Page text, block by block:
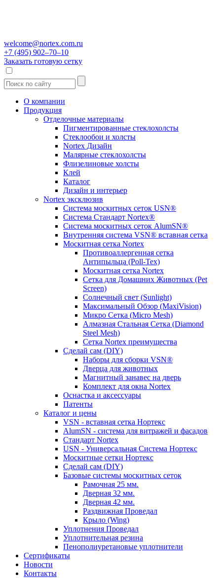
welcome@nortex.com.ru
+7 (495) 902–70–10
Заказать готовую сетку
О компании
Продукция
Отделочные материалы
Пигментированные стеклохолсты
Стеклообои и холсты
Nortex Дизайн
Малярные стеклохолсты
Флизелиновые холсты
Клей
Каталог
Дизайн и интерьер
Nortex эксклюзив
Система москитных сеток USN®
Система Стандарт Nortex®
Система москитных сеток AlumSN®
Внутренняя система VSN® вставная сетка
Москитная сетка Nortex
Противоаллергенная сетка
Антипыльца (Poll-Tex)
Москитная сетка Nortex
Сетка для Домашних Животных (Pet
Screen)
Солнечный свет (Sunlight)
Максимальный Обзор (MaxiVision)
Микро Сетка (Micro Mesh)
Алмазная Стальная Сетка (Diamond
Steel Mesh)
Сетка Nortex преимущества
Сделай сам (DIY)
Наборы для сборки VSN®
Дверца для животных
Магнитный занавес на дверь
Комплект для окна Nortex
Оснастка и аксессуары
Патенты
Каталог и цены
VSN - вставная сетка Нортекс
AlumSN - система для витражей и фасадов
Стандарт Nortex
USN - Универсальная Система Нортекс
Москитные сетки Нортекс
Сделай сам (DIY)
Базовые системы москитных сеток
Рамочная 25 мм.
Дверная 32 мм.
Дверная 42 мм.
Раздвижная Проведал
Крыло (Wing)
Уплотнения Проведал
Уплотнительная резина
Пенополиуретановые уплотнители
Сертификаты
Новости
Контакты